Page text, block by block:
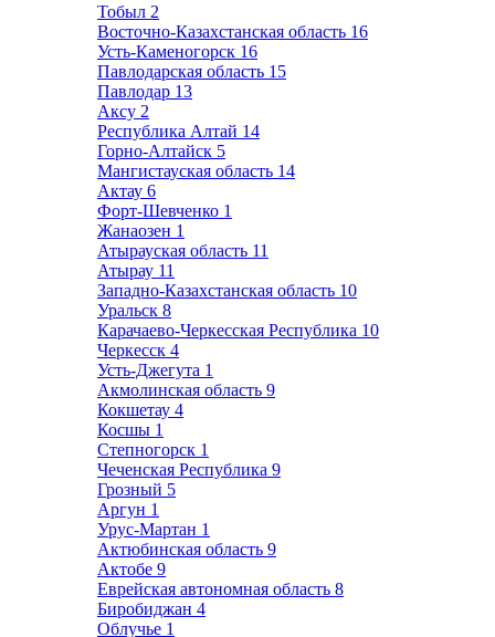
Тобыл 2
Восточно-Казахстанская область 16
Усть-Каменогорск 16
Павлодарская область 15
Павлодар 13
Аксу 2
Республика Алтай 14
Горно-Алтайск 5
Мангистауская область 14
Актау 6
Форт-Шевченко 1
Жанаозен 1
Атырауская область 11
Атырау 11
Западно-Казахстанская область 10
Уральск 8
Карачаево-Черкесская Республика 10
Черкесск 4
Усть-Джегута 1
Акмолинская область 9
Кокшетау 4
Косшы 1
Степногорск 1
Чеченская Республика 9
Грозный 5
Аргун 1
Урус-Мартан 1
Актюбинская область 9
Актобе 9
Еврейская автономная область 8
Биробиджан 4
Облучье 1